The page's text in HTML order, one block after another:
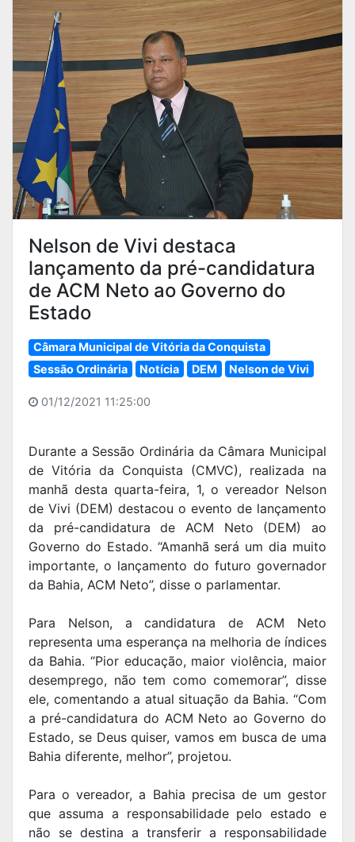
Nelson de Vivi destaca
lançamento da pré-candidatura
de ACM Neto ao Governo do
Estado
Câmara Municipal de Vitória da Conquista
Sessão Ordinária
Notícia DEM Nelson de Vivi
01/12/2021 11:25:00
Durante a Sessão Ordinária da Câmara Municipal
de Vitória da Conquista (CMVC), realizada na
manhã desta quarta-feira, 1, o vereador Nelson
de Vivi (DEM) destacou o evento de lançamento
da pré-candidatura de ACM Neto (DEM) ao
Governo do Estado. “Amanhã será um dia muito
importante, o lançamento do futuro governador
da Bahia, ACM Neto”, disse o parlamentar.
Para Nelson, a candidatura de ACM Neto
representa uma esperança na melhoria de índices
da Bahia. “Pior educação, maior violência, maior
desemprego, não tem como comemorar”, disse
ele, comentando a atual situação da Bahia. “Com
a pré-candidatura do ACM Neto ao Governo do
Estado, se Deus quiser, vamos em busca de uma
Bahia diferente, melhor”, projetou.
Para o vereador, a Bahia precisa de um gestor
que assuma a responsabilidade pelo estado e
não se destina a transferir a responsabilidade